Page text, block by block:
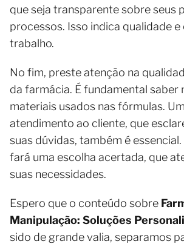
que seja transparente sobre seus
processos. Isso indica qualidade e
trabalho.
No fim, preste atenção na
da farmácia. É fundamental saber
materiais usados nas fórmulas.
atendimento ao cliente, que
suas dúvidas, também é
fará uma escolha acertada, que
suas necessidades.
Espero que o conteúdo sobre
Manipulação: Soluções
sido de grande valia, separamos